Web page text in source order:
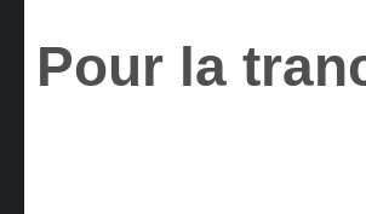
Pour la